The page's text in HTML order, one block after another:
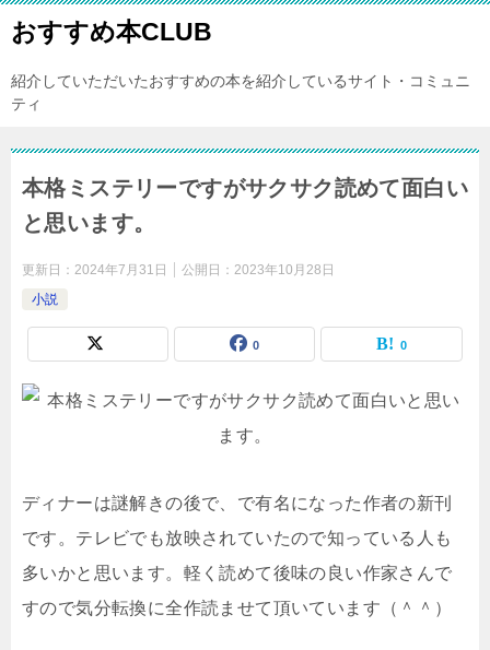
おすすめ本CLUB
紹介していただいたおすすめの本を紹介しているサイト・コミュニ
ティ
本格ミステリーですがサクサク読めて面白い
と思います。
更新日： 2024年7月31日 公開日： 2023年10月28日
小説
0 0
ディナーは謎解きの後で、で有名になった作者の新刊
です。テレビでも放映されていたので知っている人も
多いかと思います。軽く読めて後味の良い作家さんで
すので気分転換に全作読ませて頂いています（＾＾）